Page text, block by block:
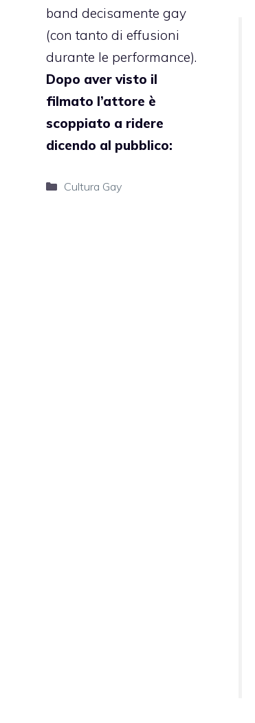
band decisamente gay
(con tanto di effusioni
durante le performance).
Dopo aver visto il
filmato l’attore è
scoppiato a ridere
dicendo al pubblico:
Categorie
Cultura Gay